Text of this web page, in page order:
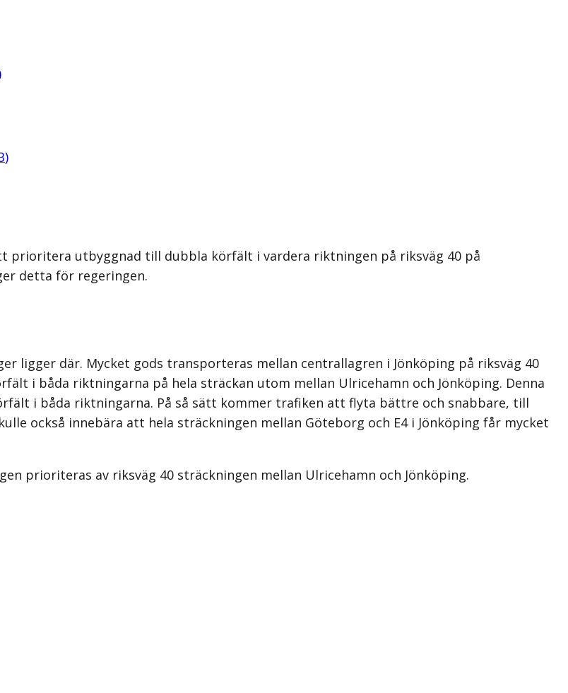
)
prioritera utbyggnad till dubbla körfält i vardera riktningen på riksväg 40 på
detta för regeringen.
ligger där. Mycket gods transporteras mellan centrallagren i Jönköping på riksväg 40
i båda riktningarna på hela sträckan utom mellan Ulricehamn och Jönköping. Denna
i båda riktningarna. På så sätt kommer trafiken att flyta bättre och snabbare, till
också innebära att hela sträckningen mellan Göteborg och E4 i Jönköping får mycket
prioriteras av riksväg 40 sträckningen mellan Ulricehamn och Jönköping.